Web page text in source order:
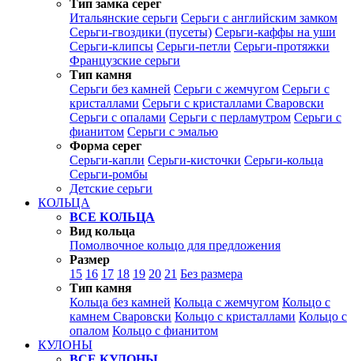
Тип замка серег
Итальянские серьги Серьги с английским замком
Серьги-гвоздики (пусеты) Серьги-каффы на уши
Серьги-клипсы Серьги-петли Серьги-протяжки
Французские серьги
Тип камня
Серьги без камней Серьги с жемчугом Серьги с
кристаллами Серьги с кристаллами Сваровски
Серьги с опалами Серьги с перламутром Серьги с
фианитом Серьги с эмалью
Форма серег
Серьги-капли Серьги-кисточки Серьги-кольца
Серьги-ромбы
Детские серьги
КОЛЬЦА
ВСЕ КОЛЬЦА
Вид кольца
Помолвочное кольцо для предложения
Размер
15 16 17 18 19 20 21 Без размера
Тип камня
Кольца без камней Кольца с жемчугом Кольцо с
камнем Сваровски Кольцо с кристаллами Кольцо с
опалом Кольцо с фианитом
КУЛОНЫ